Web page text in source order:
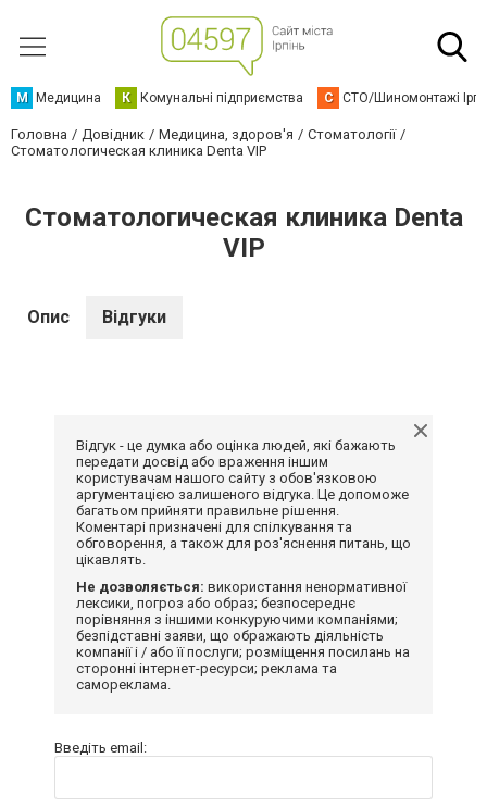
М Медицина К Комунальні підприємства С СТО/Шиномонтажі
Головна Довідник Медицина, здоров'я
Стоматології
Стоматологическая клиника Denta VIP
Стоматологическая клиника Denta
VIP
Опис Відгуки
Відгук - це думка або оцінка людей, які бажають
передати досвід або враження іншим
користувачам нашого сайту з обов'язковою
аргументацією залишеного відгука. Це допоможе
багатьом прийняти правильне рішення.
Коментарі призначені для спілкування та
обговорення, а також для роз'яснення питань, що
цікавлять.
Не дозволяється: використання ненормативної
лексики, погроз або образ; безпосереднє
порівняння з іншими конкуруючими компаніями;
безпідставні заяви, що ображають діяльність
компанії і / або її послуги; розміщення посилань на
сторонні інтернет-ресурси; реклама та
самореклама.
Введіть email: